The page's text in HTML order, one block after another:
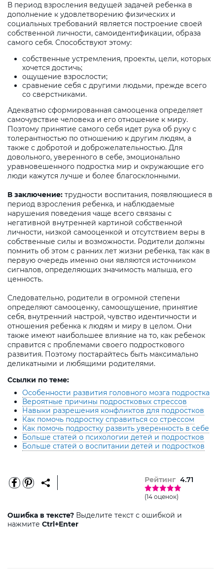
В период взросления ведущей задачей ребенка в
дополнение к удовлетворению физических и
социальных требований является построение своей
собственной личности, самоидентификации, образа
самого себя. Способствуют этому:
собственные устремления, проекты, цели, которых
хочется достичь;
ощущение взрослости;
сравнение себя с другими людьми, прежде всего
со сверстниками.
Адекватно сформированная самооценка определяет
самочувствие человека и его отношение к миру.
Поэтому принятие самого себя идет рука об руку с
толерантностью по отношению к другим людям, а
также с добротой и доброжелательностью. Для
довольного, уверенного в себе, эмоционально
уравновешенного подростка мир и окружающие его
люди кажутся лучше и более благосклонными.
В заключение: трудности воспитания, появляющиеся в
период взросления ребенка, и наблюдаемые
нарушения поведения чаще всего связаны с
негативной внутренней картиной собственной
личности, низкой самооценкой и отсутствием веры в
собственные силы и возможности. Родители должны
помнить об этом с ранних лет жизни ребенка, так как в
первую очередь именно они являются источником
сигналов, определяющих значимость малыша, его
ценность.
Следовательно, родители в огромной степени
определяют самооценку, самоощущение, принятие
себя, внутренний настрой, чувство идентичности и
отношения ребенка к людям и миру в целом. Они
также имеют наибольшее влияние на то, как ребенок
справится с проблемами своего подросткового
развития. Поэтому постарайтесь быть максимально
деликатными и любящими родителями.
Ссылки по теме:
Особенности развития головного мозга подростка
Вероятные причины подростковых стрессов
Навыки разрешения конфликтов для подростков
Как помочь подростку справиться со стрессом
Как помочь подростку развить уверенность в себе
Больше статей о психологии детей и подростков
Больше статей о воспитании детей и подростков
Рейтинг 4.71
(14 оценок)
Ошибка в тексте? Выделите текст с ошибкой и
нажмите Ctrl+Enter